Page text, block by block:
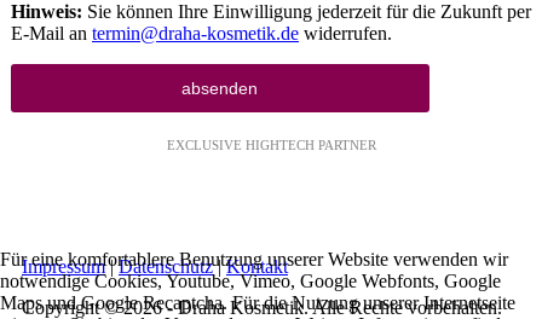
Hinweis: Sie können Ihre Einwilligung jederzeit für die Zukunft per
E-Mail an termin@draha-kosmetik.de widerrufen.
EXCLUSIVE HIGHTECH PARTNER
Impressum|Datenschutz|Kontakt
Copyright © 2026 - Draha Kosmetik. Alle Rechte vorbehalten.
Für eine komfortablere Benutzung unserer Website verwenden wir
notwendige Cookies, Youtube, Vimeo, Google Webfonts, Google
Maps und Google Recaptcha. Für die Nutzung unserer Internetseite